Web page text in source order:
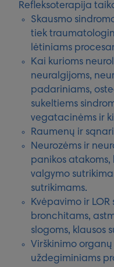
Refleksoterapija
Skausmo
tiek
lėtiniams
Kai kurioms
neuralgijoms,
padariniams,
sukeltiems
vegatacinėms ir
Raumenų ir
Neurozėms ir
panikos
valgymo
sutrikimams.
Kvėpavimo ir
bronchitams,
slogoms, klausos
Virškinimo
uždegiminiams